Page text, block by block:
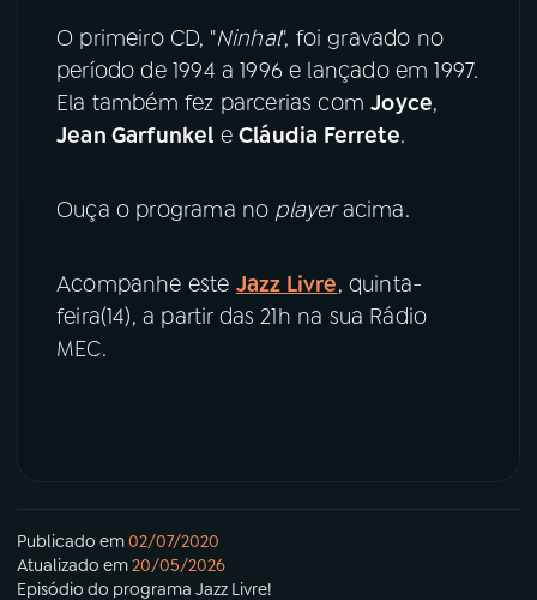
O primeiro CD, "Ninhal", foi gravado no
período de 1994 a 1996 e lançado em 1997.
Ela também fez parcerias comJoyce,
Jean Garfunkel eCláudia Ferrete.
Ouça o programa no playeracima.
Acompanhe este Jazz Livre, quinta-
feira(14), a partir das 21h na sua Rádio
MEC.
Publicado em02/07/2020
Atualizado em20/05/2026
Episódio do programa Jazz Livre!